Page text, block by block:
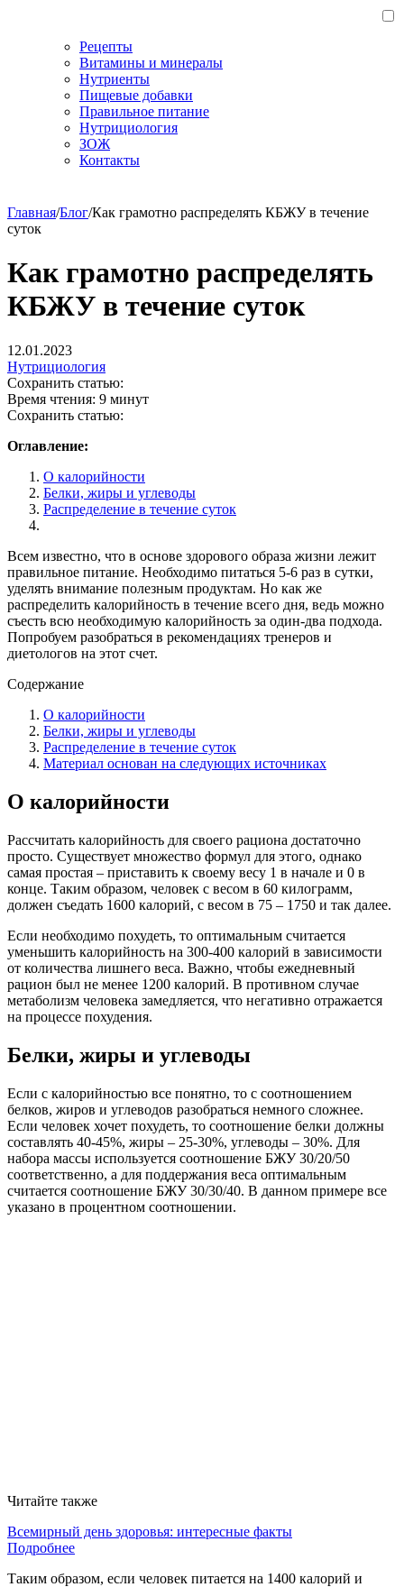
Рецепты
Витамины и минералы
Нутриенты
Пищевые добавки
Правильное питание
Нутрициология
ЗОЖ
Контакты
Главная/Блог/Как грамотно распределять КБЖУ в течение
суток
Как грамотно распределять
КБЖУ в течение суток
12.01.2023
Нутрициология
Сохранить статью:
Время чтения: 9 минут
Сохранить статью:
Оглавление:
О калорийности
Белки, жиры и углеводы
Распределение в течение суток
Всем известно, что в основе здорового образа жизни лежит
правильное питание. Необходимо питаться 5-6 раз в сутки,
уделять внимание полезным продуктам. Но как же
распределить калорийность в течение всего дня, ведь можно
съесть всю необходимую калорийность за один-два подхода.
Попробуем разобраться в рекомендациях тренеров и
диетологов на этот счет.
Содержание
О калорийности
Белки, жиры и углеводы
Распределение в течение суток
Материал основан на следующих источниках
О калорийности
Рассчитать калорийность для своего рациона достаточно
просто. Существует множество формул для этого, однако
самая простая – приставить к своему весу 1 в начале и 0 в
конце. Таким образом, человек с весом в 60 килограмм,
должен съедать 1600 калорий, с весом в 75 – 1750 и так далее.
Если необходимо похудеть, то оптимальным считается
уменьшить калорийность на 300-400 калорий в зависимости
от количества лишнего веса. Важно, чтобы ежедневный
рацион был не менее 1200 калорий. В противном случае
метаболизм человека замедляется, что негативно отражается
на процессе похудения.
Белки, жиры и углеводы
Если с калорийностью все понятно, то с соотношением
белков, жиров и углеводов разобраться немного сложнее.
Если человек хочет похудеть, то соотношение белки должны
составлять 40-45%, жиры – 25-30%, углеводы – 30%. Для
набора массы используется соотношение БЖУ 30/20/50
соответственно, а для поддержания веса оптимальным
считается соотношение БЖУ 30/30/40. В данном примере все
указано в процентном соотношении.
Читайте также
Всемирный день здоровья: интересные факты
Подробнее
Таким образом, если человек питается на 1400 калорий и